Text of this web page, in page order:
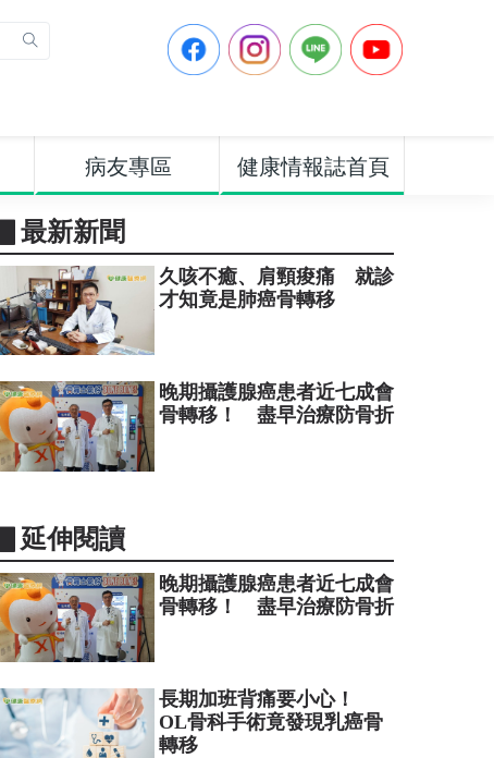
病友專區 健康情報誌首頁
▋最新新聞
久咳不癒、肩頸痠痛 就診
才知竟是肺癌骨轉移
晚期攝護腺癌患者近七成會
骨轉移！ 盡早治療防骨折
▋延伸閱讀
晚期攝護腺癌患者近七成會
骨轉移！ 盡早治療防骨折
長期加班背痛要小心！
OL骨科手術竟發現乳癌骨
轉移